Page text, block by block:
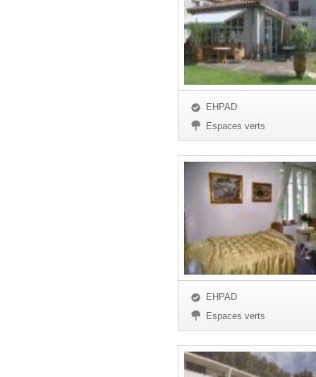
EHPAD
Espaces verts
EHPAD
Espaces verts